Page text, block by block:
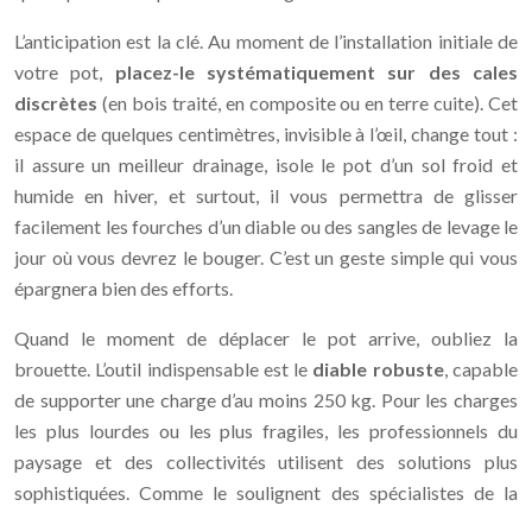
L’anticipation est la clé. Au moment de l’installation initiale de
votre pot, placez-le systématiquement sur des cales
discrètes (en bois traité, en composite ou en terre cuite). Cet
espace de quelques centimètres, invisible à l’œil, change tout :
il assure un meilleur drainage, isole le pot d’un sol froid et
humide en hiver, et surtout, il vous permettra de glisser
facilement les fourches d’un diable ou des sangles de levage le
jour où vous devrez le bouger. C’est un geste simple qui vous
épargnera bien des efforts.
Quand le moment de déplacer le pot arrive, oubliez la
brouette. L’outil indispensable est le diable robuste, capable
de supporter une charge d’au moins 250 kg. Pour les charges
les plus lourdes ou les plus fragiles, les professionnels du
paysage et des collectivités utilisent des solutions plus
sophistiquées. Comme le soulignent des spécialistes de la